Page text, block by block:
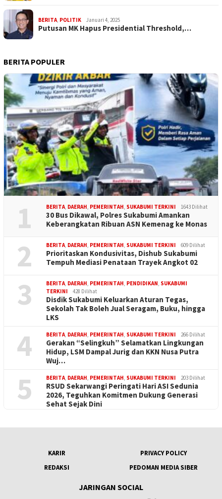
BERITA, POLITIK Januari 4, 2025
Putusan MK Hapus Presidential Threshold,…
BERITA POPULER
1 BERITA, DAERAH, PEMERINTAH, SUKABUMI TERKINI 1643 Dilihat
30 Bus Dikawal, Polres Sukabumi Amankan
Keberangkatan Ribuan ASN Kemenag ke Monas
2 BERITA, DAERAH, PEMERINTAH, SUKABUMI TERKINI 609 Dilihat
Prioritaskan Kondusivitas, Dishub Sukabumi
Tempuh Mediasi Penataan Trayek Angkot 02
3 BERITA, DAERAH, PEMERINTAH, PENDIDIKAN, SUKABUMI
TERKINI
428 Dilihat
Disdik Sukabumi Keluarkan Aturan Tegas,
Sekolah Tak Boleh Jual Seragam, Buku, hingga
LKS
4 BERITA, DAERAH, PEMERINTAH, SUKABUMI TERKINI 266 Dilihat
Gerakan “Selingkuh” Selamatkan Lingkungan
Hidup, LSM Dampal Jurig dan KKN Nusa Putra
Wuj…
5 BERITA, DAERAH, PEMERINTAH, SUKABUMI TERKINI 203 Dilihat
RSUD Sekarwangi Peringati Hari ASI Sedunia
2026, Teguhkan Komitmen Dukung Generasi
Sehat Sejak Dini
KARIR
PRIVACY POLICY
REDAKSI
PEDOMAN MEDIA SIBER
JARINGAN SOCIAL